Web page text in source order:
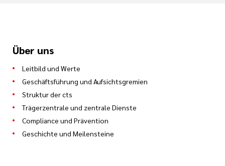
Über uns
Leitbild und Werte
Geschäftsführung und Aufsichtsgremien
Struktur der cts
Trägerzentrale und zentrale Dienste
Compliance und Prävention
Geschichte und Meilensteine